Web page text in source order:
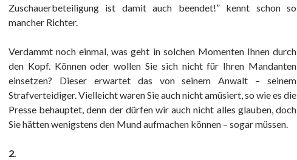
Zuschauerbeteiligung ist damit auch beendet!” kennt schon so
mancher Richter.
Verdammt noch einmal, was geht in solchen Momenten Ihnen durch
den Kopf. Können oder wollen Sie sich nicht für Ihren Mandanten
einsetzen? Dieser erwartet das von seinem Anwalt – seinem
Strafverteidiger. Vielleicht waren Sie auch nicht amüsiert, so wie es die
Presse behauptet, denn der dürfen wir auch nicht alles glauben, doch
Sie hätten wenigstens den Mund aufmachen können – sogar müssen.
2.